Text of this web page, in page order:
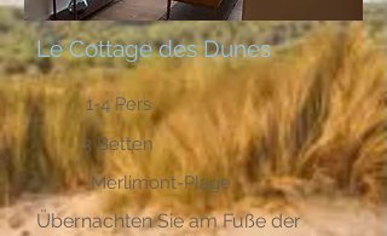
Le Cottage des Dunes
1-4 Pers
3 Betten
Merlimont-Plage
Übernachten Sie am Fuße der